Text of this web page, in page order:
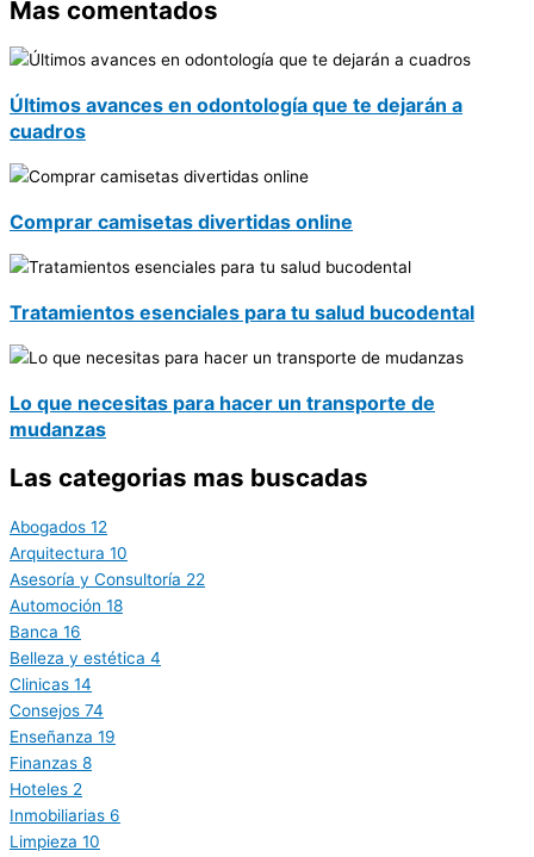
Mas comentados
Últimos avances en odontología que te dejarán a
cuadros
Comprar camisetas divertidas online
Tratamientos esenciales para tu salud bucodental
Lo que necesitas para hacer un transporte de
mudanzas
Las categorias mas buscadas
Abogados 12
Arquitectura 10
Asesoría y Consultoría 22
Automoción 18
Banca 16
Belleza y estética 4
Clinicas 14
Consejos 74
Enseñanza 19
Finanzas 8
Hoteles 2
Inmobiliarias 6
Limpieza 10